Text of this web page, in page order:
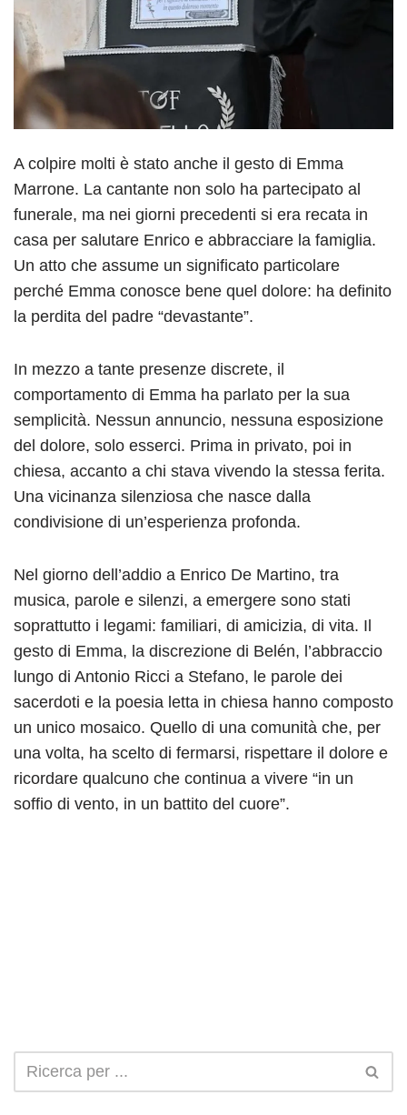
A colpire molti è stato anche il gesto di Emma
Marrone. La cantante non solo ha partecipato al
funerale, ma nei giorni precedenti si era recata in
casa per salutare Enrico e abbracciare la famiglia.
Un atto che assume un significato particolare
perché Emma conosce bene quel dolore: ha definito
la perdita del padre “devastante”.
In mezzo a tante presenze discrete, il
comportamento di Emma ha parlato per la sua
semplicità. Nessun annuncio, nessuna esposizione
del dolore, solo esserci. Prima in privato, poi in
chiesa, accanto a chi stava vivendo la stessa ferita.
Una vicinanza silenziosa che nasce dalla
condivisione di un’esperienza profonda.
Nel giorno dell’addio a Enrico De Martino, tra
musica, parole e silenzi, a emergere sono stati
soprattutto i legami: familiari, di amicizia, di vita. Il
gesto di Emma, la discrezione di Belén, l’abbraccio
lungo di Antonio Ricci a Stefano, le parole dei
sacerdoti e la poesia letta in chiesa hanno composto
un unico mosaico. Quello di una comunità che, per
una volta, ha scelto di fermarsi, rispettare il dolore e
ricordare qualcuno che continua a vivere “in un
soffio di vento, in un battito del cuore”.